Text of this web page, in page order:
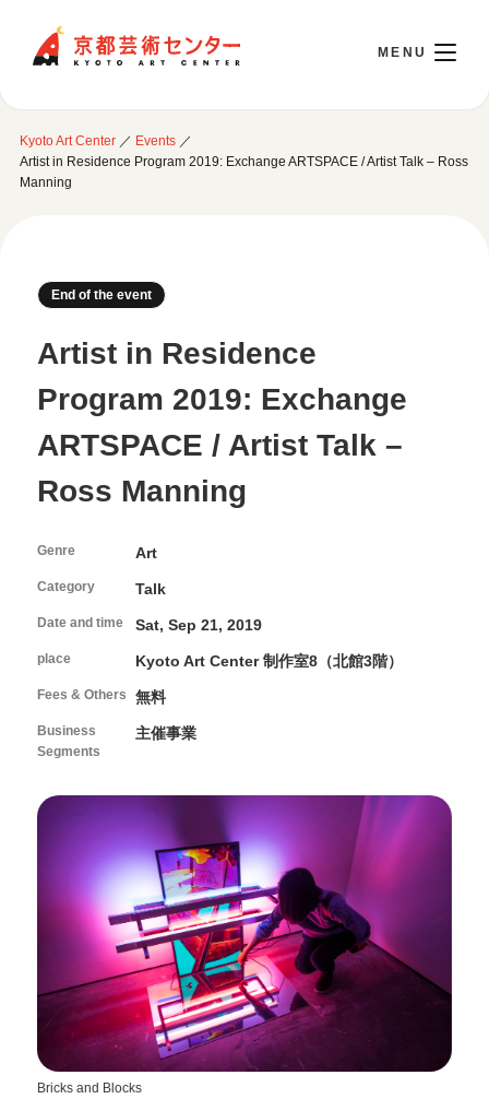
日本語
Opening Hours & Accessibility
Floor Guide
Access
Library / Information Room
FAQ
Attend an event
Current Events
Monthly Schedule
Event Archive
Programs and Projects of the Center
Use Studio
About Studio
Facilities in Studio
Volunteers & Supporters
KAC Supporters
About Kyoto Art Center
What kind of place is Kyoto Art Center?
History
Mission / Administrative structure
Ticket Information
News
Browsing Assistance
official social media account
Kyoto Art Center／ Events／
Artist in Residence Program 2019: Exchange ARTSPACE / Artist Talk – Ross
Manning
End of the event
Artist in Residence
Program 2019: Exchange
ARTSPACE / Artist Talk –
Ross Manning
Genre Art
Category Talk
Date and time Sat, Sep 21, 2019
place Kyoto Art Center 制作室8（北館3階）
Fees & Others 無料
Business
Segments
主催事業
Bricks and Blocks